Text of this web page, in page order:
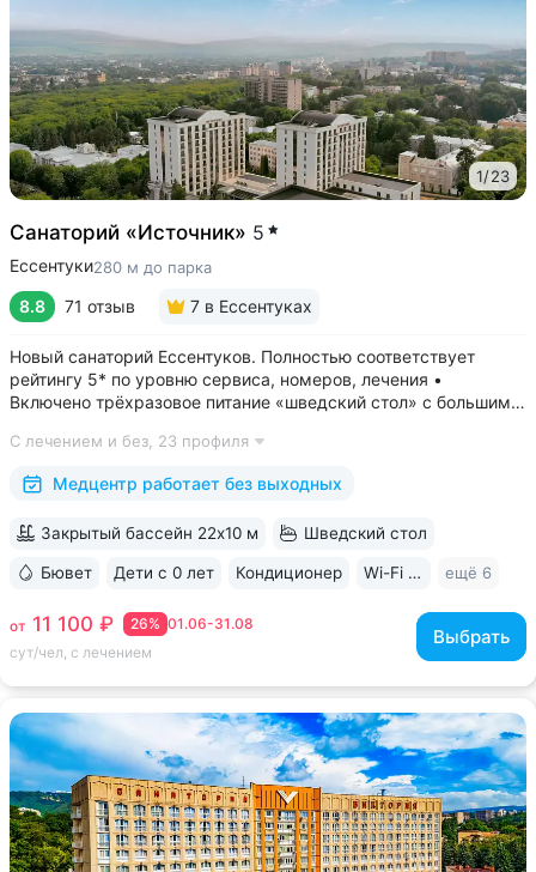
1/23
Санаторий «Источник» 5
Ессентуки280 м до парка
8.8 71 отзыв 7 в Ессентуках
Новый санаторий Ессентуков. Полностью соответствует
рейтингу 5* по уровню сервиса, номеров, лечения •
Включено трёхразовое питание «шведский стол» с большим
в Ессентуках • Центр Курортной зоны: 3 минуты
до Курортного парка и Грязелечебницы им....
С лечением и без, 23 профиля
Медцентр работает без выходных
01.06-31.08
26%
от 11 100 ₽
сут/чел, с лечением
Выбрать
Закрытый бассейн 22х10 м Шведский стол
Бювет Дети с 0 лет Кондиционер Wi-Fi в номерах ещё 6